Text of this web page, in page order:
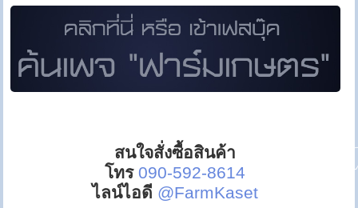
สนใจสั่งซื้อสินค้า
โทร 090-592-8614
ไลน์ไอดี @FarmKaset